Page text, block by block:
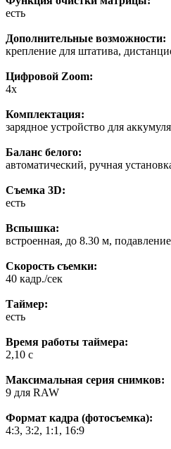
есть
Дополнительные возможности:
крепление для штатива,
Цифровой Zoom:
4x
Комплектация:
зарядное устройство для
Баланс белого:
автоматический, ручная
Съемка 3D:
есть
Вспышка:
встроенная, до 8.30 м,
Скорость съемки:
40 кадр./сек
Таймер:
есть
Время работы таймера:
2,10 c
Максимальная серия снимков:
9 для RAW
Формат кадра (фотосъемка):
4:3, 3:2, 1:1, 16:9